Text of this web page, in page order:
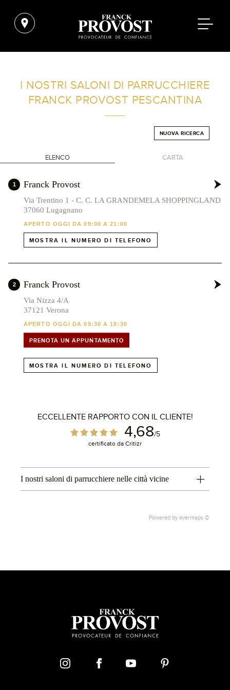
FILTRI AVANZATI
I NOSTRI SALONI DI PARRUCCHIERE
FRANCK PROVOST PESCANTINA
NUOVA RICERCA
ELENCO CARTA
+
-
1 Franck Provost
Via Trentino 1 - C. C. LA GRANDEMELA SHOPPINGLAND
37060 Lugagnano
APERTO OGGI DA 09:00 A 21:00
MOSTRA IL NUMERO DI TELEFONO
2 Franck Provost
Via Nizza 4/A
37121 Verona
APERTO OGGI DA 09:30 A 18:30
PRENOTA UN APPUNTAMENTO
MOSTRA IL NUMERO DI TELEFONO
ECCELLENTE RAPPORTO CON IL CLIENTE!
4,68/5
certificato da Critizr
I nostri saloni di parrucchiere nelle città vicine
Powered by evermaps ©